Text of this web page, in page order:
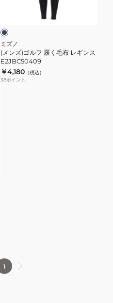
毛
布
レ
ギ
ン
ミズノ
(メンズ)ゴルフ 履く毛布 レギンス
E2JBC50409
￥4,180 （税込）
38ポイント
1